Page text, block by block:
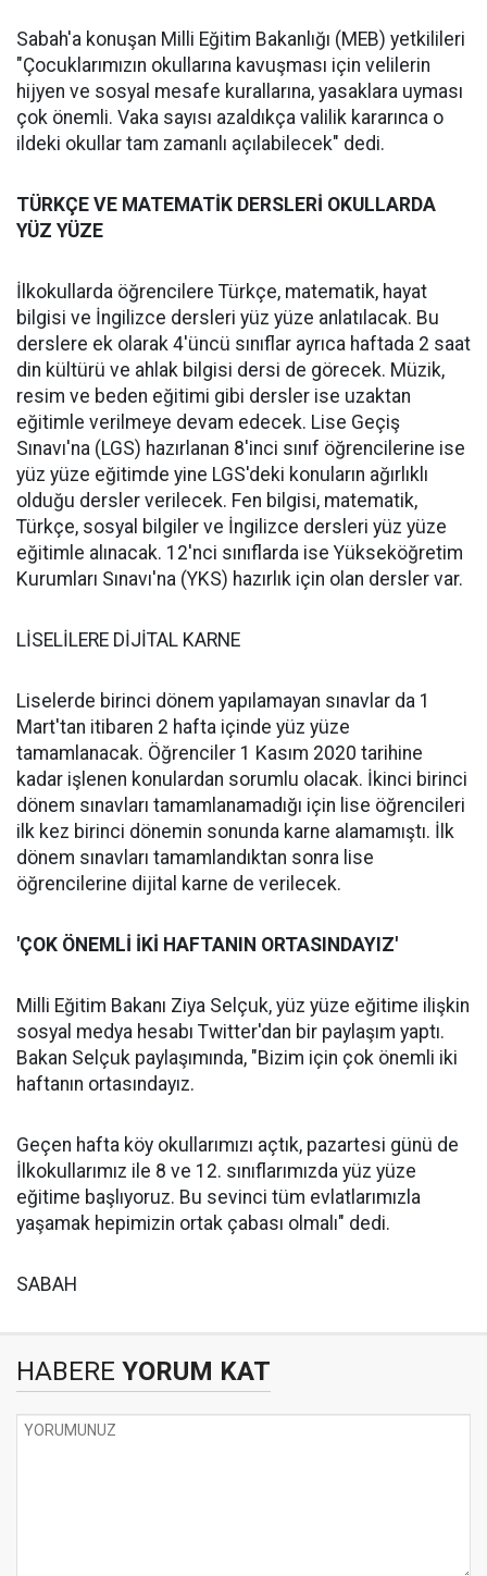
Sabah'a konuşan Milli Eğitim Bakanlığı (MEB) yetkilileri
"Çocuklarımızın okullarına kavuşması için velilerin
hijyen ve sosyal mesafe kurallarına, yasaklara uyması
çok önemli. Vaka sayısı azaldıkça valilik kararınca o
ildeki okullar tam zamanlı açılabilecek" dedi.
TÜRKÇE VE MATEMATİK DERSLERİ OKULLARDA
YÜZ YÜZE
İlkokullarda öğrencilere Türkçe, matematik, hayat
bilgisi ve İngilizce dersleri yüz yüze anlatılacak. Bu
derslere ek olarak 4'üncü sınıflar ayrıca haftada 2 saat
din kültürü ve ahlak bilgisi dersi de görecek. Müzik,
resim ve beden eğitimi gibi dersler ise uzaktan
eğitimle verilmeye devam edecek. Lise Geçiş
Sınavı'na (LGS) hazırlanan 8'inci sınıf öğrencilerine ise
yüz yüze eğitimde yine LGS'deki konuların ağırlıklı
olduğu dersler verilecek. Fen bilgisi, matematik,
Türkçe, sosyal bilgiler ve İngilizce dersleri yüz yüze
eğitimle alınacak. 12'nci sınıflarda ise Yükseköğretim
Kurumları Sınavı'na (YKS) hazırlık için olan dersler var.
LİSELİLERE DİJİTAL KARNE
Liselerde birinci dönem yapılamayan sınavlar da 1
Mart'tan itibaren 2 hafta içinde yüz yüze
tamamlanacak. Öğrenciler 1 Kasım 2020 tarihine
kadar işlenen konulardan sorumlu olacak. İkinci birinci
dönem sınavları tamamlanamadığı için lise öğrencileri
ilk kez birinci dönemin sonunda karne alamamıştı. İlk
dönem sınavları tamamlandıktan sonra lise
öğrencilerine dijital karne de verilecek.
'ÇOK ÖNEMLİ İKİ HAFTANIN ORTASINDAYIZ'
Milli Eğitim Bakanı Ziya Selçuk, yüz yüze eğitime ilişkin
sosyal medya hesabı Twitter'dan bir paylaşım yaptı.
Bakan Selçuk paylaşımında, "Bizim için çok önemli iki
haftanın ortasındayız.
Geçen hafta köy okullarımızı açtık, pazartesi günü de
İlkokullarımız ile 8 ve 12. sınıflarımızda yüz yüze
eğitime başlıyoruz. Bu sevinci tüm evlatlarımızla
yaşamak hepimizin ortak çabası olmalı" dedi.
SABAH
HABERE YORUM KAT